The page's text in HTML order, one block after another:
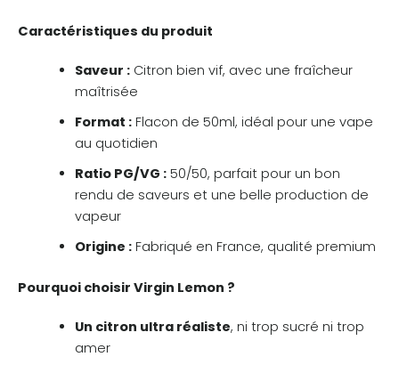
Caractéristiques du produit
Saveur :Citron bien vif, avec une fraîcheur
maîtrisée
Format :Flacon de 50ml, idéal pour une vape
au quotidien
Ratio PG/VG :50/50, parfait pour un bon
rendu de saveurs et une belle production de
vapeur
Origine :Fabriqué en France, qualité premium
Pourquoi choisir Virgin Lemon ?
Un citron ultra réaliste, ni trop sucré ni trop
amer